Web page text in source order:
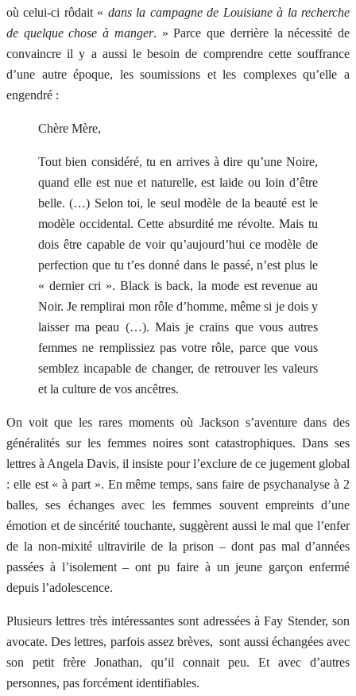
où celui-ci rôdait « dans la campagne de Louisiane à la recherche
de quelque chose à manger. » Parce que derrière la nécessité de
convaincre il y a aussi le besoin de comprendre cette souffrance
d’une autre époque, les soumissions et les complexes qu’elle a
engendré :
Chère Mère,
Tout bien considéré, tu en arrives à dire qu’une Noire,
quand elle est nue et naturelle, est laide ou loin d’être
belle. (…) Selon toi, le seul modèle de la beauté est le
modèle occidental. Cette absurdité me révolte. Mais tu
dois être capable de voir qu’aujourd’hui ce modèle de
perfection que tu t’es donné dans le passé, n’est plus le
« dernier cri ». Black is back, la mode est revenue au
Noir. Je remplirai mon rôle d’homme, même si je dois y
laisser ma peau (…). Mais je crains que vous autres
femmes ne remplissiez pas votre rôle, parce que vous
semblez incapable de changer, de retrouver les valeurs
et la culture de vos ancêtres.
On voit que les rares moments où Jackson s’aventure dans des
généralités sur les femmes noires sont catastrophiques. Dans ses
lettres à Angela Davis, il insiste pour l’exclure de ce jugement global
: elle est « à part ». En même temps, sans faire de psychanalyse à 2
balles, ses échanges avec les femmes souvent empreints d’une
émotion et de sincérité touchante, suggèrent aussi le mal que l’enfer
de la non-mixité ultravirile de la prison – dont pas mal d’années
passées à l’isolement – ont pu faire à un jeune garçon enfermé
depuis l’adolescence.
Plusieurs lettres très intéressantes sont adressées à Fay Stender, son
avocate. Des lettres, parfois assez brèves, sont aussi échangées avec
son petit frère Jonathan, qu’il connait peu. Et avec d’autres
personnes, pas forcément identifiables.